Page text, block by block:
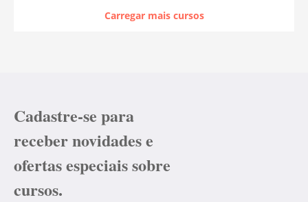
Carregar mais cursos
Cadastre-se para
receber novidades e
ofertas especiais sobre
cursos.